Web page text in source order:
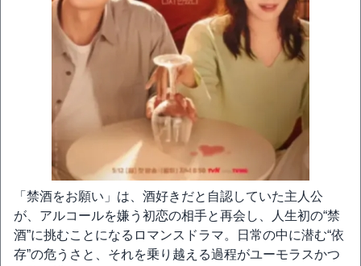
「禁酒をお願い」は、酒好きだと自認していた主人公
が、アルコールを嫌う初恋の相手と再会し、人生初の“禁
酒”に挑むことになるロマンスドラマ。日常の中に潜む“依
存”の危うさと、それを乗り越える過程がユーモラスかつ